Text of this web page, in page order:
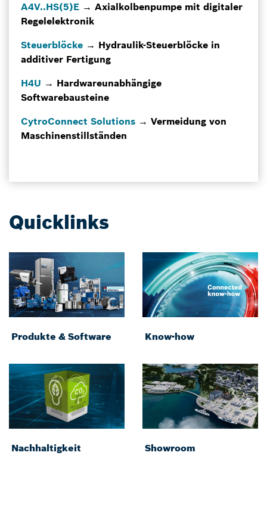
A4V..HS(5)E → Axialkolbenpumpe mit digitaler
Regelelektronik
Steuerblöcke → Hydraulik-Steuerblöcke in
additiver Fertigung
H4U → Hardwareunabhängige
Softwarebausteine
CytroConnect Solutions → Vermeidung von
Maschinenstillständen
Quicklinks
Produkte & Software Know-how
Nachhaltigkeit Showroom